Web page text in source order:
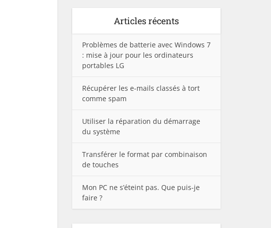
Articles récents
Problèmes de batterie avec Windows 7
: mise à jour pour les ordinateurs
portables LG
Récupérer les e-mails classés à tort
comme spam
Utiliser la réparation du démarrage
du système
Transférer le format par combinaison
de touches
Mon PC ne s’éteint pas. Que puis-je
faire ?